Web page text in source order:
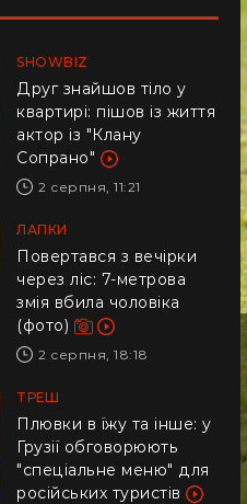
SHOWBIZ
Друг знайшов тіло у
квартирі: пішов із життя
актор із "Клану
Сопрано"
2 серпня, 11:21
ЛАПКИ
Повертався з вечірки
через ліс: 7-метрова
змія вбила чоловіка
(фото)
2 серпня, 18:18
ТРЕШ
Плювки в їжу та інше: у
Грузії обговорюють
"спеціальне меню" для
російських туристів